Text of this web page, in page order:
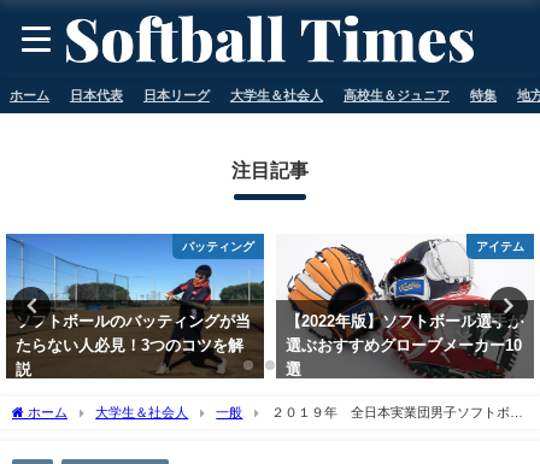
ホーム 日本代表 日本リーグ 大学生＆社会人 高校生＆ジュニア 特集 地
注目記事
バッティング
ソフトボールのバッティングが当
たらない人必見！3つのコツを解
説
アイテム
【2022年版】ソフトボール選手が
選ぶおすすめグローブメーカー10
選
ホーム 大学生＆社会人 一般
２０１９年 全日本実業団男子ソフトボー